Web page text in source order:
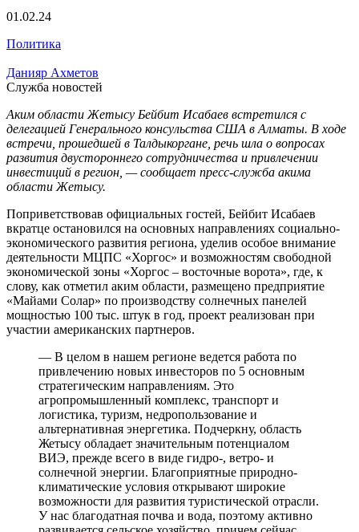
01.02.24
Политика
Данияр Ахметов
Служба новостей
Аким области Жетысу Бейбит Исабаев встретился с
делегацией Генерального консульства США в Алматы. В ходе
встречи, прошедшей в Талдыкоргане, речь шла о вопросах
развития двустороннего сотрудничества и привлечении
инвестиций в регион, — сообщает пресс-служба акима
области Жетысу.
Поприветствовав официальных гостей, Бейбит Исабаев
вкратце остановился на основных направлениях социально-
экономического развития региона, уделив особое внимание
деятельности МЦПС «Хоргос» и возможностям свободной
экономической зоны «Хоргос – восточные ворота», где, к
слову, как отметил аким области, размещено предприятие
«Майами Солар» по производству солнечных панелей
мощностью 100 тыс. штук в год, проект реализован при
участии американских партнеров.
— В целом в нашем регионе ведется работа по
привлечению новых инвесторов по 5 основным
стратегическим направлениям. Это
агропромышленный комплекс, транспорт и
логистика, туризм, недропользование и
альтернативная энергетика. Подчеркну, область
Жетысу обладает значительным потенциалом
ВИЭ, прежде всего в виде гидро-, ветро- и
солнечной энергии. Благоприятные природно-
климатические условия открывают широкие
возможности для развития туристической отрасли.
У нас благодатная почва и вода, поэтому активно